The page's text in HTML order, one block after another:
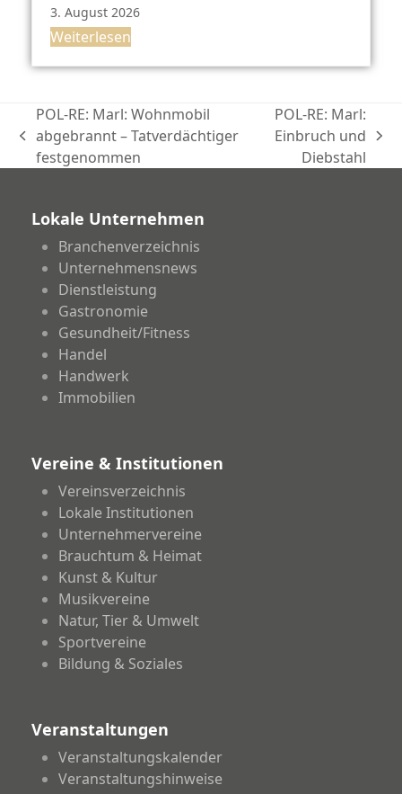
3. August 2026
Weiterlesen
vorheriger
Beitrag:
POL-RE: Marl: Wohnmobil
abgebrannt – Tatverdächtiger
festgenommen
Nächster
Beitrag:
POL-RE: Marl:
Einbruch und
Diebstahl
Lokale Unternehmen
Branchenverzeichnis
Unternehmensnews
Dienstleistung
Gastronomie
Gesundheit/Fitness
Handel
Handwerk
Immobilien
Vereine & Institutionen
Vereinsverzeichnis
Lokale Institutionen
Unternehmervereine
Brauchtum & Heimat
Kunst & Kultur
Musikvereine
Natur, Tier & Umwelt
Sportvereine
Bildung & Soziales
Veranstaltungen
Veranstaltungskalender
Veranstaltungshinweise